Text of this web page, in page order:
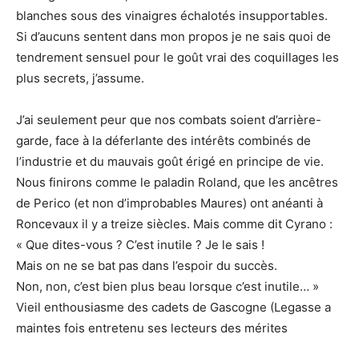
blanches sous des vinaigres échalotés insupportables.
Si d’aucuns sentent dans mon propos je ne sais quoi de
tendrement sensuel pour le goût vrai des coquillages les
plus secrets, j’assume.
J’ai seulement peur que nos combats soient d’arrière-
garde, face à la déferlante des intérêts combinés de
l’industrie et du mauvais goût érigé en principe de vie.
Nous finirons comme le paladin Roland, que les ancêtres
de Perico (et non d’improbables Maures) ont anéanti à
Roncevaux il y a treize siècles. Mais comme dit Cyrano :
« Que dites-vous ? C’est inutile ? Je le sais !
Mais on ne se bat pas dans l’espoir du succès.
Non, non, c’est bien plus beau lorsque c’est inutile… »
Vieil enthousiasme des cadets de Gascogne (Legasse a
maintes fois entretenu ses lecteurs des mérites